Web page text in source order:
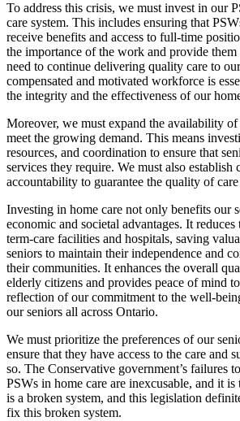
To address this crisis, we must invest in our
care system. This includes ensuring that
receive benefits and access to full-time
the importance of the work and provide
need to continue delivering quality care to
compensated and motivated workforce is
the integrity and the effectiveness of our
Moreover, we must expand the availability of
meet the growing demand. This means
resources, and coordination to ensure that
services they require. We must also establish
accountability to guarantee the quality of
Investing in home care not only benefits our
economic and societal advantages. It
term-care facilities and hospitals, saving
seniors to maintain their independence and
their communities. It enhances the overall
elderly citizens and provides peace of mind
reflection of our commitment to the well-
our seniors all across Ontario.
We must prioritize the preferences of our
ensure that they have access to the care and
so. The Conservative government’s failures
PSWs in home care are inexcusable, and it
is a broken system, and this legislation
fix this broken system.